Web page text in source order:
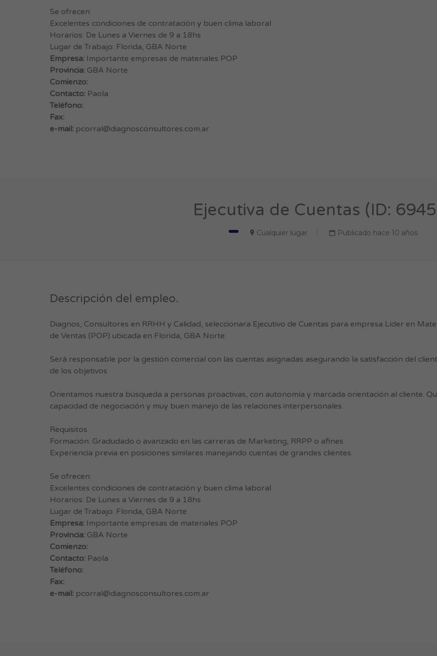
Se ofrecen:
Excelentes condiciones de contratación y buen clima laboral
Horarios: De Lunes a Viernes de 9 a 18hs
Lugar de Trabajo: Florida, GBA Norte
Empresa: Importante empresas de materiales POP
Provincia: GBA Norte
Comienzo:
Contacto: Paola
Teléfono:
Fax:
e-mail: pcorral@diagnosconsultores.com.ar
Ejecutiva de Cuentas (ID:
Cualquier lugar Publicado hace 10 años
Descripción del empleo.
Diagnos, Consultores en RRHH y Calidad, seleccionara Ejecutivo de Cuentas para empresa Líder en
de Ventas (POP) ubicada en Florida, GBA Norte.
Será responsable por la gestión comercial con las cuentas asignadas asegurando la satisfacción del
de los objetivos
Orientamos nuestra búsqueda a personas proactivas, con autonomía y marcada orientación al cliente.
capacidad de negociación y muy buen manejo de las relaciones interpersonales.
Requisitos
Formación: Gradudado o avanzado en las carreras de Marketing, RRPP o afines
Experiencia previa en posiciones similares manejando cuentas de grandes clientes.
Se ofrecen:
Excelentes condiciones de contratación y buen clima laboral
Horarios: De Lunes a Viernes de 9 a 18hs
Lugar de Trabajo: Florida, GBA Norte
Empresa: Importante empresas de materiales POP
Provincia: GBA Norte
Comienzo:
Contacto: Paola
Teléfono:
Fax:
e-mail: pcorral@diagnosconsultores.com.ar